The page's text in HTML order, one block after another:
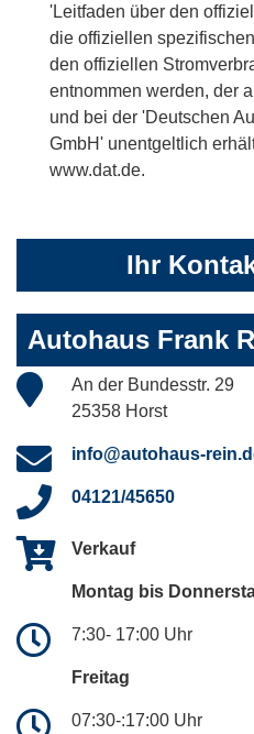
'Leitfaden über den
die offiziellen
den offiziellen
entnommen werden, der
und bei der 'Deutschen
GmbH' unentgeltlich
www.dat.de.
Ihr
Autohaus Frank
An der Bundesstr. 29
25358 Horst
info@autohaus-
04121/45650
Verkauf
Montag bis
7:30- 17:00 Uhr
Freitag
07:30-:17:00 Uhr